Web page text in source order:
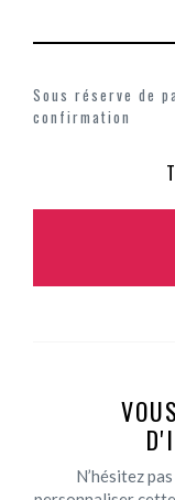
Sous réserve de
confirmation
N’hésitez